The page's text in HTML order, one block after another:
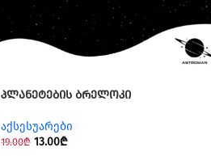
პლანეტების ბრელოკი
აქსესუარები
19.00₾ 13.00₾